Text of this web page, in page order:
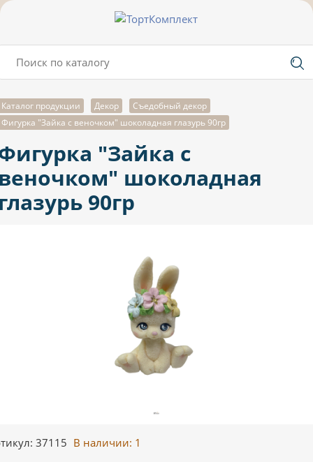
Каталог продукции Декор
Съедобный декор
Фигурка "Зайка с веночком" шоколадная глазурь 90гр
"Зайка с
шоколадная
90гр
37115 В наличии: 1